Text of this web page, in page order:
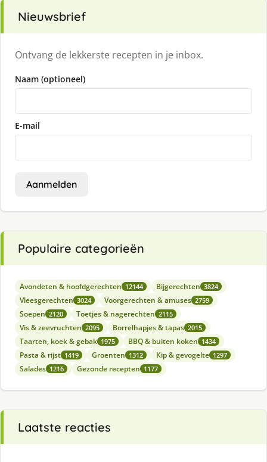
Nieuwsbrief
Ontvang de lekkerste recepten in je inbox.
Naam (optioneel)
E-mail
Aanmelden
Populaire categorieën
Avondeten & hoofdgerechten 12144 Bijgerechten 3824
Vleesgerechten 3024 Voorgerechten & amuses 2759
Soepen 2120 Toetjes & nagerechten 2115
Vis & zeevruchten 2095 Borrelhapjes & tapas 2015
Taarten, koek & gebak 1975 BBQ & buiten koken 1434
Pasta & rijst 1419 Groenten 1312 Kip & gevogelte 1297
Salades 1216 Gezonde recepten 1177
Laatste reacties